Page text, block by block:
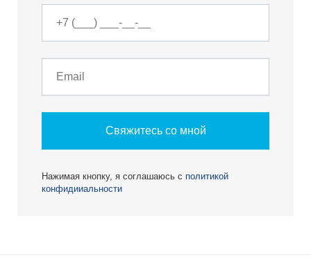
Свяжитесь со мной
Нажимая кнопку, я соглашаюсь с политикой
конфидииальности